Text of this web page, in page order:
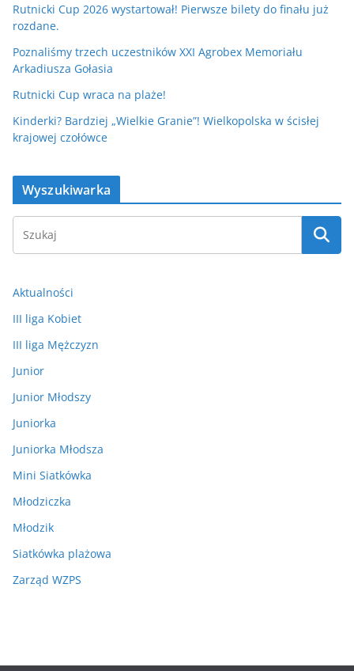
Rutnicki Cup 2026 wystartował! Pierwsze bilety do finału już
rozdane.
Poznaliśmy trzech uczestników XXI Agrobex Memoriału
Arkadiusza Gołasia
Rutnicki Cup wraca na plaże!
Kinderki? Bardziej „Wielkie Granie”! Wielkopolska w ścisłej
krajowej czołówce
Wyszukiwarka
Aktualności
III liga Kobiet
III liga Mężczyzn
Junior
Junior Młodszy
Juniorka
Juniorka Młodsza
Mini Siatkówka
Młodziczka
Młodzik
Siatkówka plażowa
Zarząd WZPS